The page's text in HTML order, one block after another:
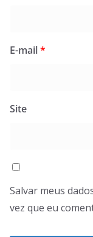
E-mail*
Site
Salvar meus
vez que eu